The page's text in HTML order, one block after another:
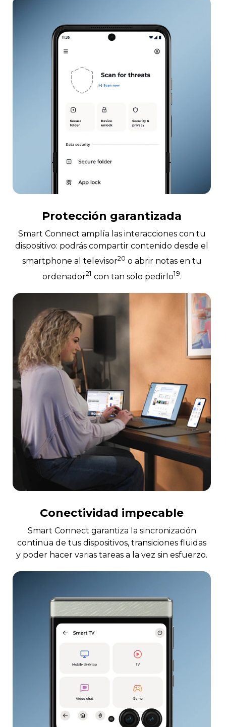
Protección garantizada
Smart Connect amplía las interacciones con tu
dispositivo: podrás compartir contenido desde el
smartphone al televisor20 o abrir notas en tu
ordenador21 con tan solo pedirlo19.
Conectividad impecable
Smart Connect garantiza la sincronización
continua de tus dispositivos, transiciones fluidas
y poder hacer varias tareas a la vez sin esfuerzo.